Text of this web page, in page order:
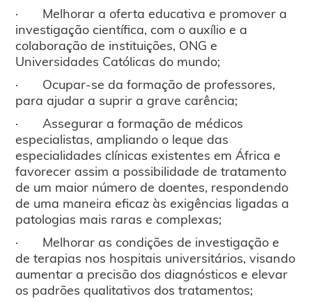
· Melhorar a oferta educativa e promover a
investigação científica, com o auxílio e a
colaboração de instituições, ONG e
Universidades Católicas do mundo;
· Ocupar-se da formação de professores,
para ajudar a suprir a grave carência;
· Assegurar a formação de médicos
especialistas, ampliando o leque das
especialidades clínicas existentes em África e
favorecer assim a possibilidade de tratamento
de um maior número de doentes, respondendo
de uma maneira eficaz às exigências ligadas a
patologias mais raras e complexas;
· Melhorar as condições de investigação e
de terapias nos hospitais universitários, visando
aumentar a precisão dos diagnósticos e elevar
os padrões qualitativos dos tratamentos;